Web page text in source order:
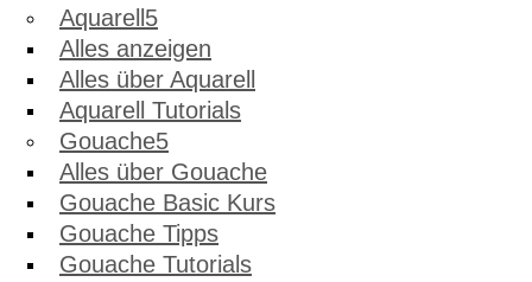
Aquarell
Alles anzeigen
Alles über Aquarell
Aquarell Tutorials
Gouache
Alles über Gouache
Gouache Basic Kurs
Gouache Tipps
Gouache Tutorials